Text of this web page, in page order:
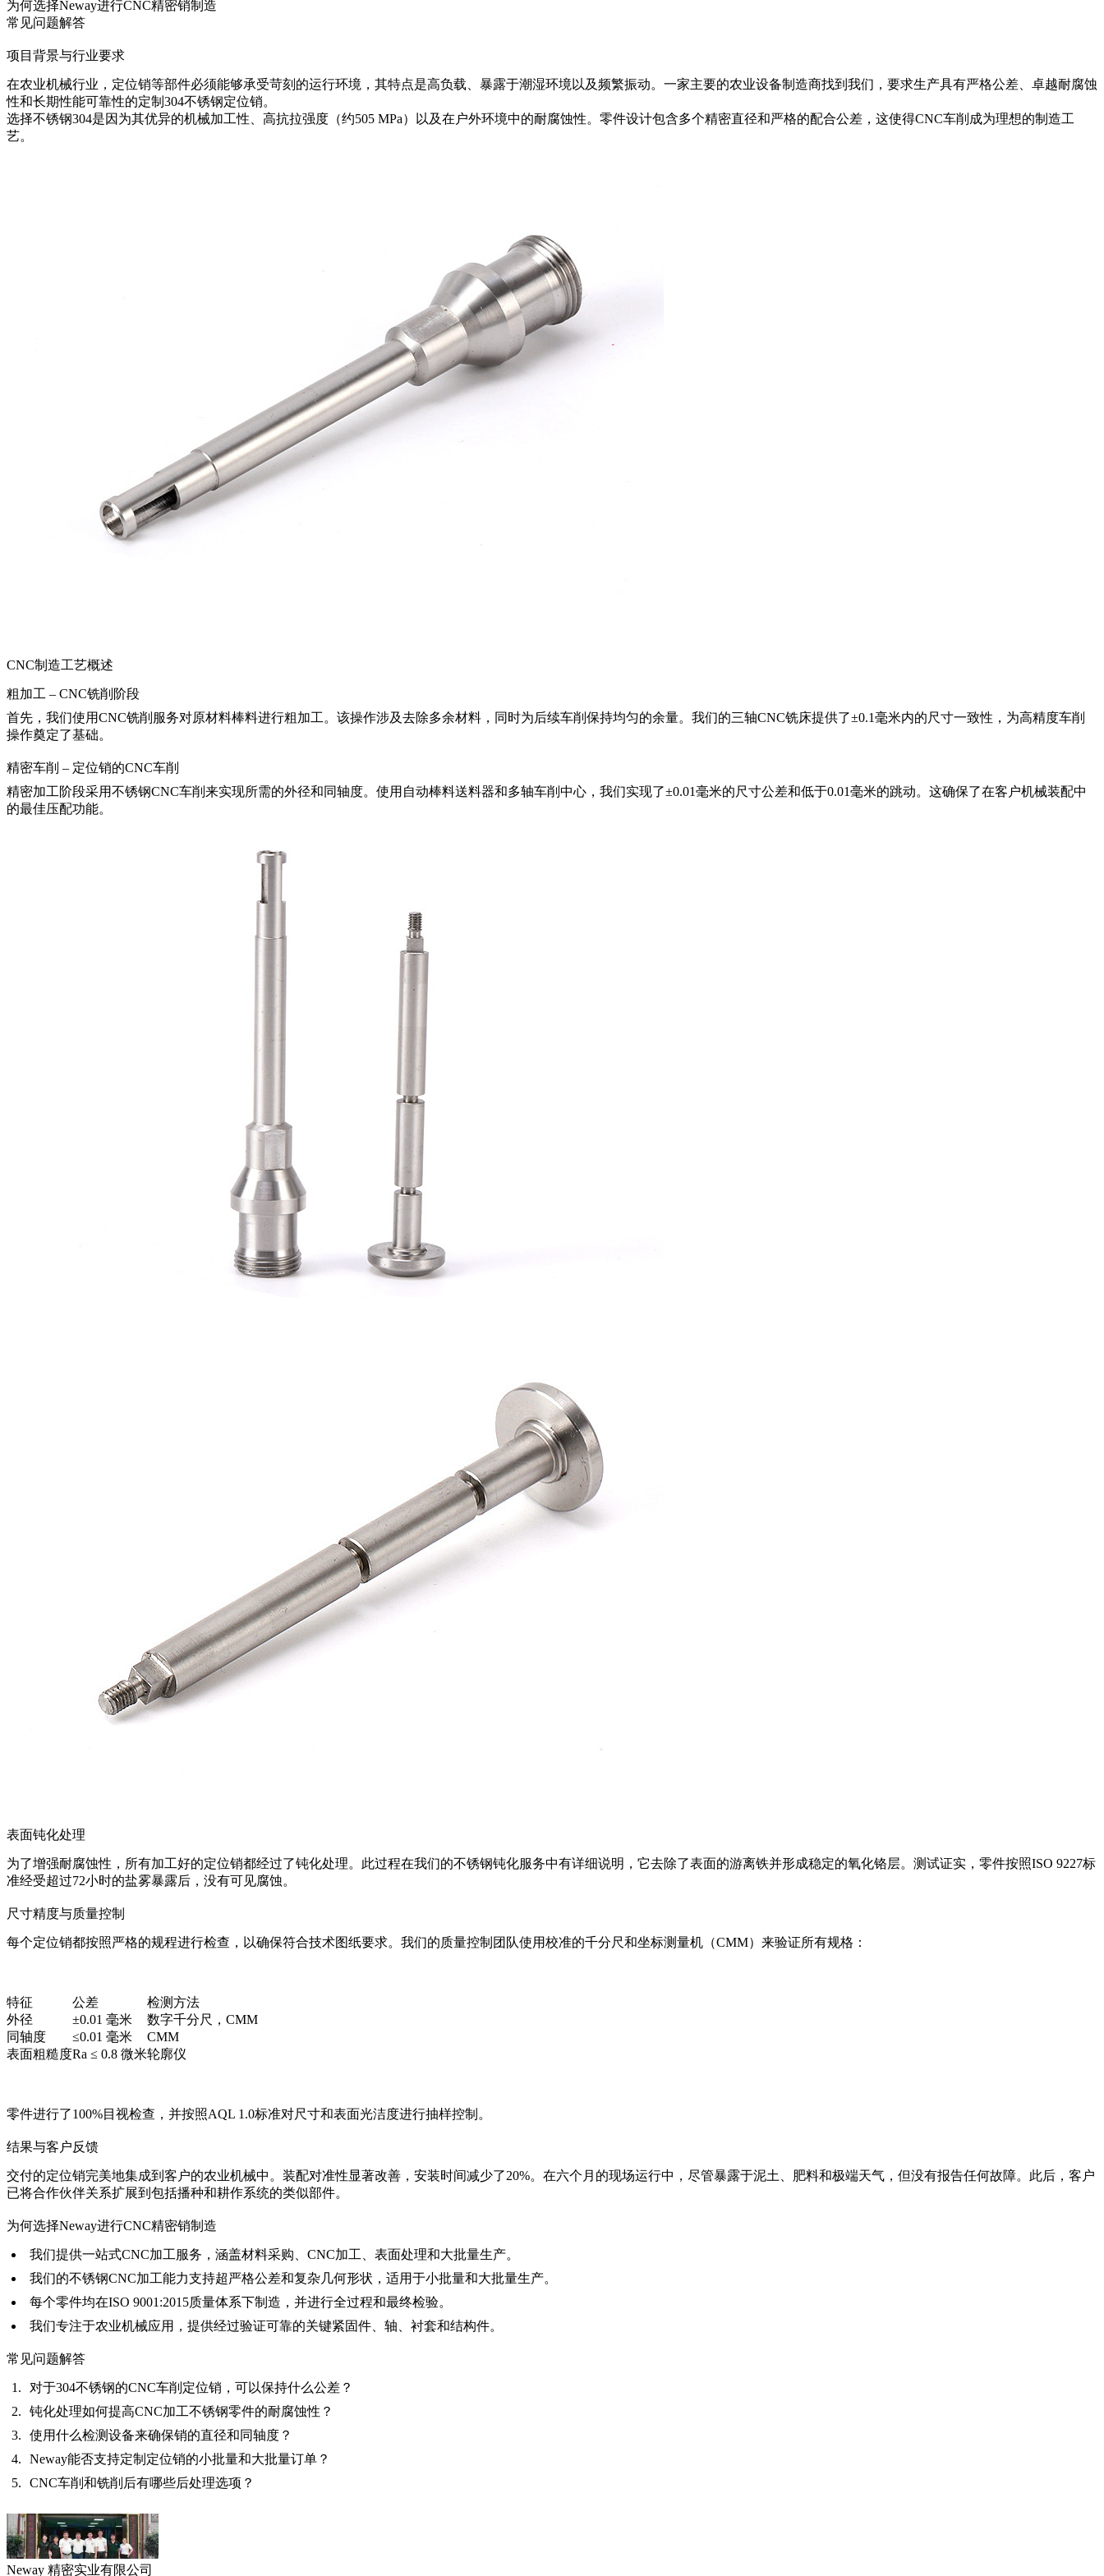
为何选择Neway进行CNC精密销制造
常见问题解答
项目背景与行业要求
在农业机械行业，定位销等部件必须能够承受苛刻的运行环境，其特点是高负载、暴露于潮湿环境以及频繁振动。一家主要的农业设备制造商找到我们，要求生产具有严格公差、卓越耐腐蚀
性和长期性能可靠性的定制304不锈钢定位销。
选择不锈钢304是因为其优异的机械加工性、高抗拉强度（约505 MPa）以及在户外环境中的耐腐蚀性。零件设计包含多个精密直径和严格的配合公差，这使得CNC车削成为理想的制造工
艺。
CNC制造工艺概述
粗加工 – CNC铣削阶段
首先，我们使用CNC铣削服务对原材料棒料进行粗加工。该操作涉及去除多余材料，同时为后续车削保持均匀的余量。我们的三轴CNC铣床提供了±0.1毫米内的尺寸一致性，为高精度车削
操作奠定了基础。
精密车削 – 定位销的CNC车削
精密加工阶段采用不锈钢CNC车削 来实现所需的外径和同轴度。使用自动棒料送料器和多轴车削中心，我们实现了±0.01毫米的尺寸公差和低于0.01毫米的跳动。这确保了在客户机械装配中
的最佳压配功能。
表面钝化处理
为了增强耐腐蚀性，所有加工好的定位销都经过了钝化处理。此过程在我们的不锈钢钝化服务中有详细说明，它去除了表面的游离铁并形成稳定的氧化铬层。测试证实，零件按照ISO 9227标
准经受超过72小时的盐雾暴露后，没有可见腐蚀。
尺寸精度与质量控制
每个定位销都按照严格的规程进行检查，以确保符合技术图纸要求。我们的质量控制团队使用校准的千分尺和坐标测量机（CMM）来验证所有规格：
特征 公差
检测方法
外径
±0.01 毫米
数字千分尺，CMM
同轴度
≤0.01 毫米
CMM
表面粗糙度Ra ≤ 0.8 微米轮廓仪
零件进行了100%目视检查，并按照AQL 1.0标准对尺寸和表面光洁度进行抽样控制。
结果与客户反馈
交付的定位销完美地集成到客户的农业机械中。装配对准性显著改善，安装时间减少了20%。在六个月的现场运行中，尽管暴露于泥土、肥料和极端天气，但没有报告任何故障。此后，客户
已将合作伙伴关系扩展到包括播种和耕作系统的类似部件。
为何选择Neway进行CNC精密销制造
我们提供一站式CNC加工服务 ，涵盖材料采购、CNC加工、表面处理和大批量生产。
我们的不锈钢CNC加工能力支持超严格公差和复杂几何形状，适用于小批量和大批量生产。
每个零件均在ISO 9001:2015质量体系下制造，并进行全过程和最终检验。
我们专注于农业机械应用 ，提供经过验证可靠的关键紧固件、轴、衬套和结构件。
常见问题解答
对于304不锈钢的CNC车削定位销，可以保持什么公差？
钝化处理如何提高CNC加工不锈钢零件的耐腐蚀性？
使用什么检测设备来确保销的直径和同轴度？
Neway能否支持定制定位销的小批量和大批量订单？
CNC车削和铣削后有哪些后处理选项？
Neway 精密实业有限公司